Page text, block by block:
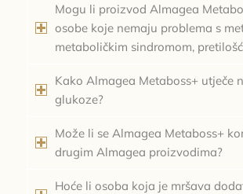
Mogu li proizvod Almagea
osobe koje nemaju problema s
metaboličkim sindromom,
Kako Almagea Metaboss+ utječe
glukoze?
Može li se Almagea Metaboss+
drugim Almagea proizvodima?
Hoće li osoba koja je mršava